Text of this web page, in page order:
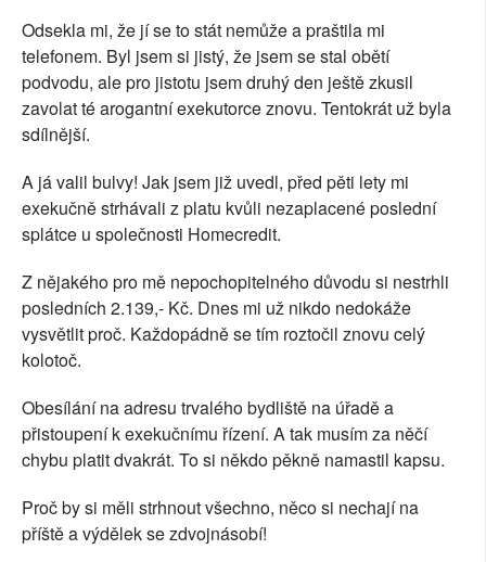
Odsekla mi, že jí se to stát nemůže a praštila mi
telefonem. Byl jsem si jistý, že jsem se stal obětí
podvodu, ale pro jistotu jsem druhý den ještě zkusil
zavolat té arogantní exekutorce znovu. Tentokrát už byla
sdílnější.
A já valil bulvy! Jak jsem již uvedl, před pěti lety mi
exekučně strhávali z platu kvůli nezaplacené poslední
splátce u společnosti Homecredit.
Z nějakého pro mě nepochopitelného důvodu si nestrhli
posledních 2.139,- Kč. Dnes mi už nikdo nedokáže
vysvětlit proč. Každopádně se tím roztočil znovu celý
kolotoč.
Obesílání na adresu trvalého bydliště na úřadě a
přistoupení k exekučnímu řízení. A tak musím za něčí
chybu platit dvakrát. To si někdo pěkně namastil kapsu.
Proč by si měli strhnout všechno, něco si nechají na
příště a výdělek se zdvojnásobí!